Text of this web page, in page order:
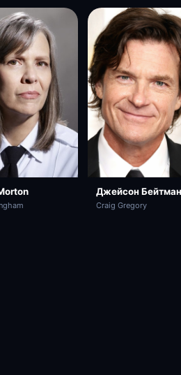
Джейсон Бейтман
Craig Gregory